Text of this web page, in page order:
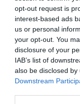
opt-out request is
interest-based ads
us or personal
your opt-out. You
disclosure of your
IAB’s list of
also be disclosed
Downstream
magyar
lett P. Howard
nagyon hazai.
A kikötő lehet
pesti. A
Október 9-én